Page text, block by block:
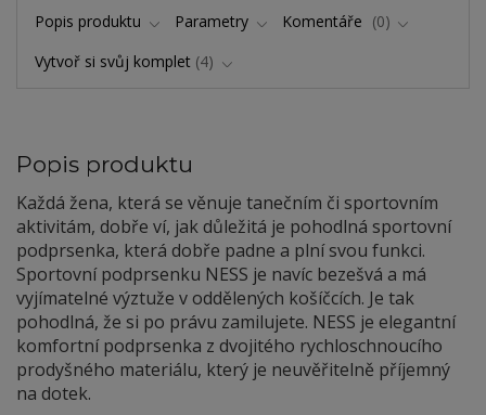
Popis produktu Parametry Komentáře
0
Vytvoř si svůj komplet 4
Popis produktu
Každá žena, která se věnuje tanečním či sportovním
aktivitám, dobře ví, jak důležitá je pohodlná sportovní
podprsenka, která dobře padne a plní svou funkci.
Sportovní podprsenku NESS je navíc bezešvá a má
vyjímatelné výztuže v oddělených košíčcích. Je tak
pohodlná, že si po právu zamilujete. NESS je elegantní
komfortní podprsenka z dvojitého rychloschnoucího
prodyšného materiálu, který je neuvěřitelně příjemný
na dotek.